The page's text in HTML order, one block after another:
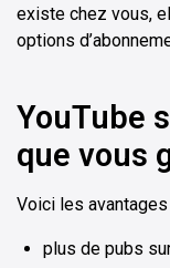
existe chez vous,
options
YouTube
que vous
Voici les
plus de pubs